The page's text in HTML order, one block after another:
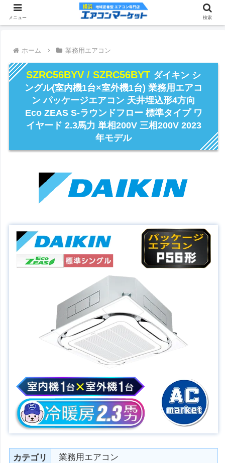
ホーム 業務用エアコン
SZRC56BYV / SZRC56BYT ダイキン シ
ングル(室内機1台×室外機1台) 業務用エアコ
ン パッケージエアコン 天井埋込形4方向
Eco ZEAS S-ラウンドフロー 標準タイプ ワ
イヤード 2.3馬力 単相200V 三相200V 2023
年モデル
カテゴリ
業務用エアコン
メニュー 検索